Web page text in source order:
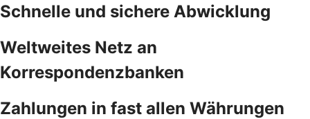
Schnelle und sichere Abwicklung
Weltweites Netz an
Korrespondenzbanken
Zahlungen in fast allen Währungen